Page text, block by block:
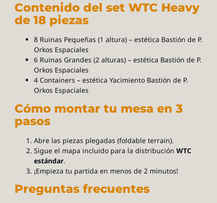
Contenido del set WTC Heavy
de 18 piezas
8 Ruinas Pequeñas (1 altura) – estética Bastión de P.
Orkos Espaciales
6 Ruinas Grandes (2 alturas) – estética Bastión de P.
Orkos Espaciales
4 Containers – estética Yacimiento Bastión de P.
Orkos Espaciales
Cómo montar tu mesa en 3
pasos
Abre las piezas plegadas (foldable terrain).
Sigue el mapa incluido para la distribución WTC
estándar.
¡Empieza tu partida en menos de 2 minutos!
Preguntas frecuentes